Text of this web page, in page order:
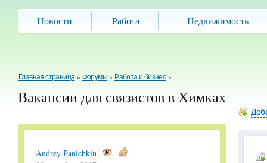
Новости Работа Недвижимость
Главная страница »Форумы» Работа и бизнес »
Вакансии для связистов в Химках
Andrey Panichkin